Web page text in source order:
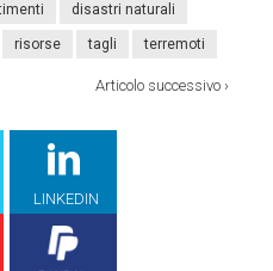
disastri naturali
risorse tagli terremoti
Articolo successivo›
LINKEDIN